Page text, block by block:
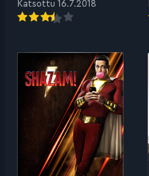
Katsottu 16.7.2018